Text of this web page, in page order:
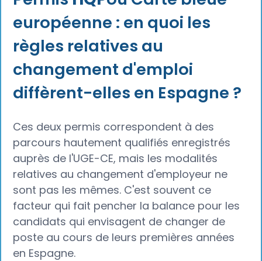
européenne : en quoi les
règles relatives au
changement d'emploi
diffèrent-elles en Espagne ?
Ces deux permis correspondent à des
parcours hautement qualifiés enregistrés
auprès de l'UGE-CE, mais les modalités
relatives au changement d'employeur ne
sont pas les mêmes. C'est souvent ce
facteur qui fait pencher la balance pour les
candidats qui envisagent de changer de
poste au cours de leurs premières années
en Espagne.